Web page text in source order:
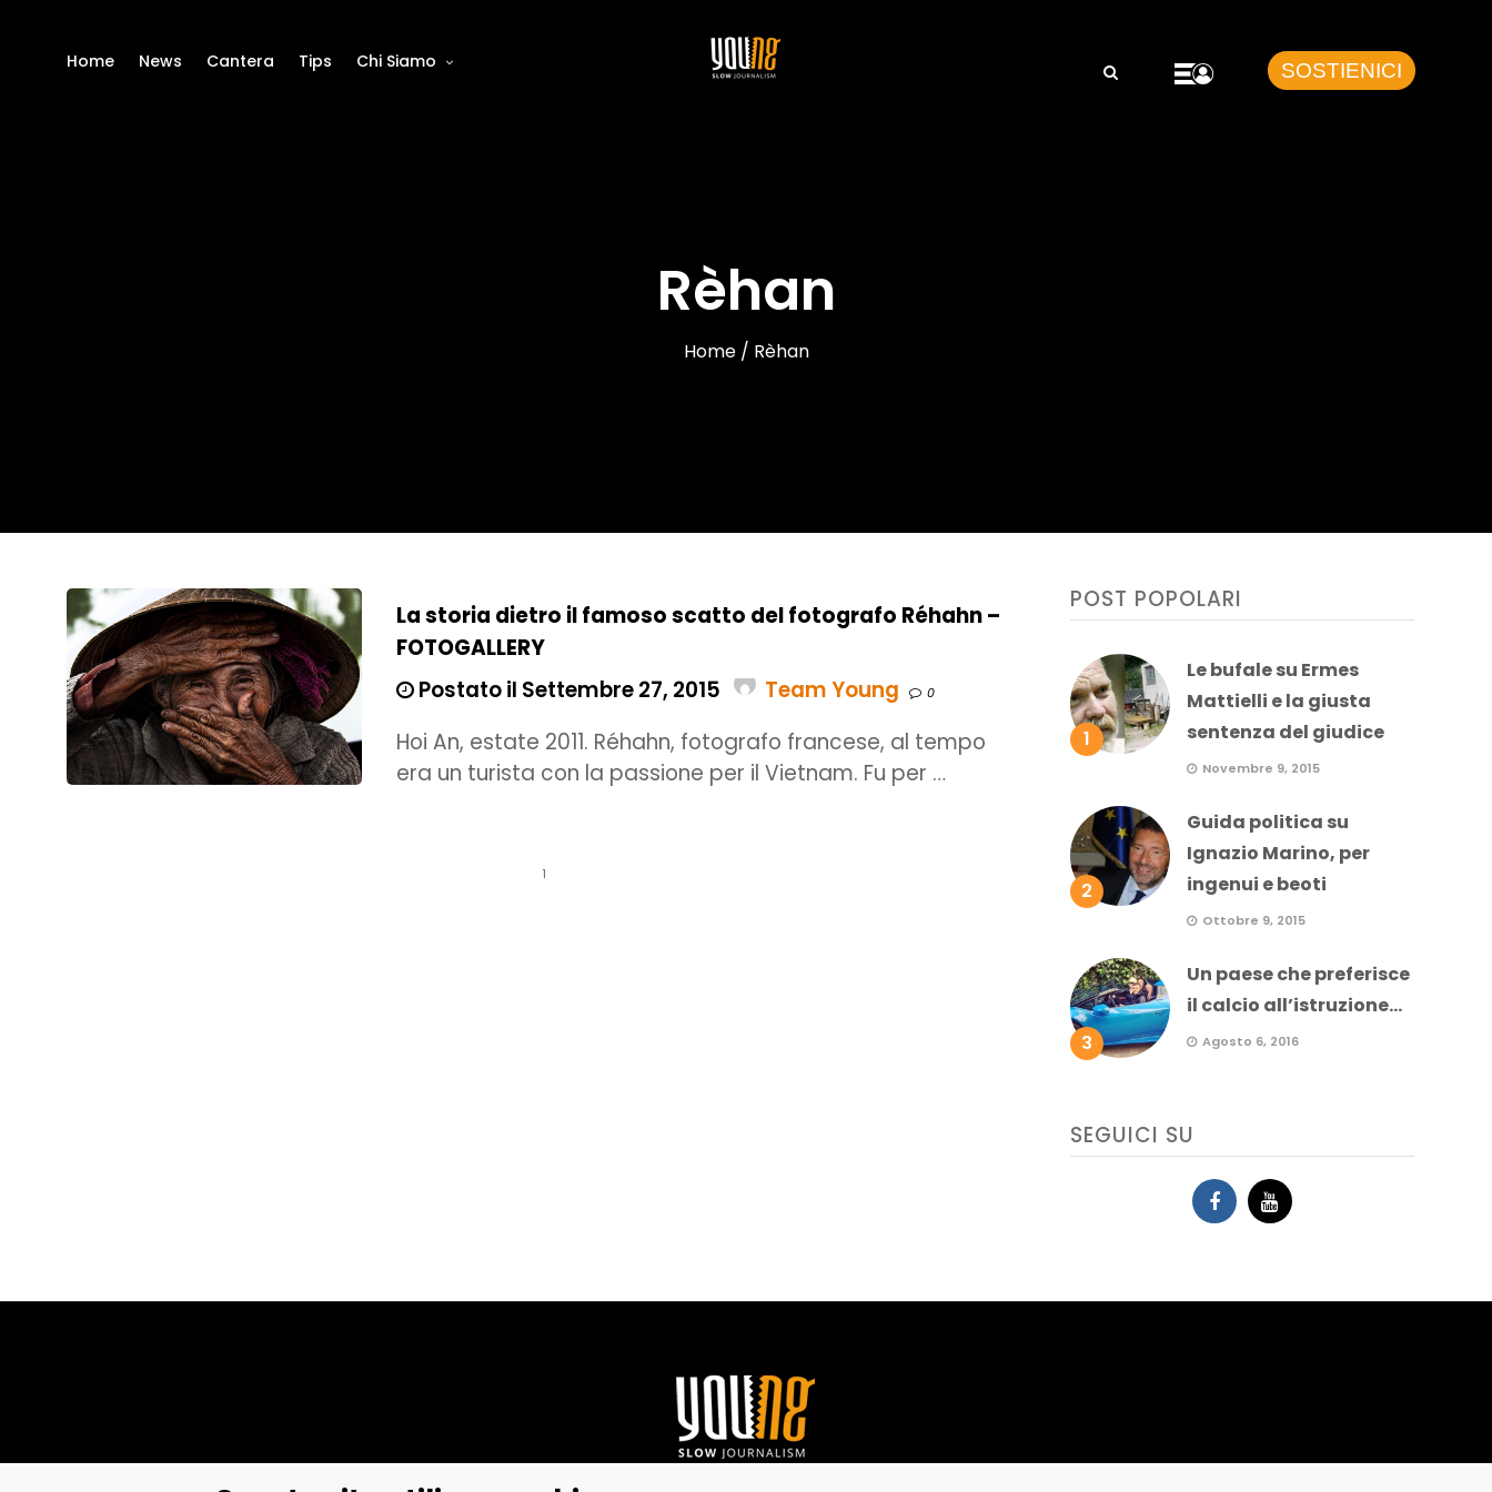
Home News Cantera Tips Chi Siamo SOSTIENICI
Rèhan
Home / Rèhan
La storia dietro il famoso scatto del fotografo Réhahn –
FOTOGALLERY
Postato il Settembre 27, 2015
Team Young 0
Hoi An, estate 2011. Réhahn, fotografo francese, al tempo
era un turista con la passione per il Vietnam. Fu per …
1
POST POPOLARI
1
Le bufale su Ermes
Mattielli e la giusta
sentenza del giudice
Novembre 9, 2015
2
Guida politica su
Ignazio Marino, per
ingenui e beoti
Ottobre 9, 2015
3
Un paese che preferisce
il calcio all’istruzione...
Agosto 6, 2016
SEGUICI SU